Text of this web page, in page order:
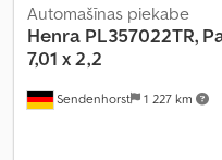
Sendenhorst 1 227 km
Automašīnas piekabe
Henra PL357022TR,
7,01 x 2,2